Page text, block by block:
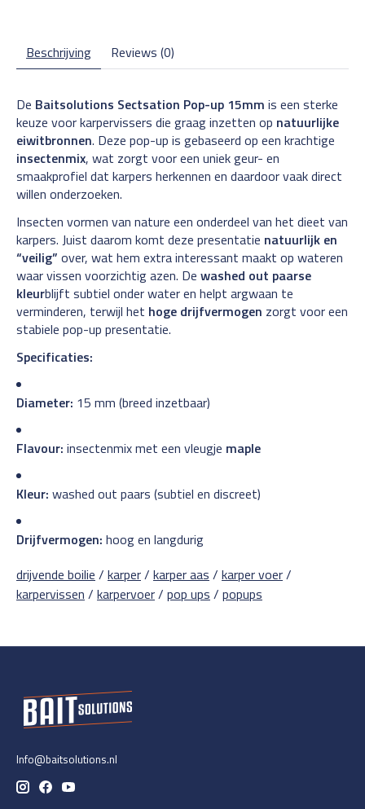
Beschrijving Reviews (0)
De Baitsolutions Sectsation Pop-up 15mm is een sterke
keuze voor karpervissers die graag inzetten op natuurlijke
eiwitbronnen. Deze pop-up is gebaseerd op een krachtige
insectenmix, wat zorgt voor een uniek geur- en
smaakprofiel dat karpers herkennen en daardoor vaak direct
willen onderzoeken.
Insecten vormen van nature een onderdeel van het dieet van
karpers. Juist daarom komt deze presentatie natuurlijk en
“veilig” over, wat hem extra interessant maakt op wateren
waar vissen voorzichtig azen. De washed out paarse
kleurblijft subtiel onder water en helpt argwaan te
verminderen, terwijl het hoge drijfvermogen zorgt voor een
stabiele pop-up presentatie.
Specificaties:
Diameter: 15 mm (breed inzetbaar)
Flavour: insectenmix met een vleugje maple
Kleur: washed out paars (subtiel en discreet)
Drijfvermogen: hoog en langdurig
drijvende boilie / karper/ karper aas / karper voer/
karpervissen / karpervoer/ pop ups / popups
Info@baitsolutions.nl